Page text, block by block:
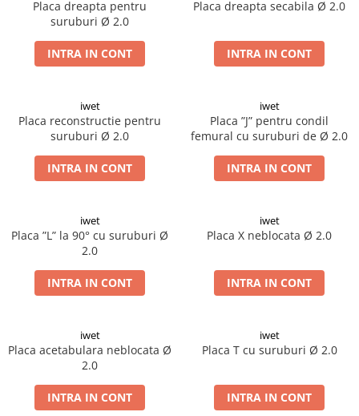
Forceps de camp
Forceps Reducere & Fixatori
Motoare Ortopedie
Port ac
Surubelnite
Tarod
Tintire (Aiming)
Plăci L, T și Mesh
Plăci Neblocate
Plăci Reconstrucție
Plăci TPLO Blocate
Set Instrumentar Ortopedie
Șuruburi Canulate
Șuruburi Corticale
Placi Blocate 2.7
Placi Blocate 3.5
Placi Neblocate 1.5
Placi Neblocate 2.0
Placi Neblocate 2.7
Proteza Calcaneus
SpinoFix Coloana
Suruburi Ancora
Suruburi Blocate TORX
Suruburi Canulate Herbert
Suruburi Corticale
Placa dreapta pentru
suruburi Ø 2.0
INTRA IN CONT
Placa dreapta secabila Ø 2.0
INTRA IN CONT
iwet
Placa reconstructie pentru
suruburi Ø 2.0
INTRA IN CONT
iwet
Placa ”J” pentru condil
femural cu suruburi de Ø 2.0
INTRA IN CONT
iwet
Placa ”L” la 90° cu suruburi Ø
2.0
INTRA IN CONT
iwet
Placa X neblocata Ø 2.0
INTRA IN CONT
iwet
Placa acetabulara neblocata Ø
2.0
INTRA IN CONT
iwet
Placa T cu suruburi Ø 2.0
INTRA IN CONT